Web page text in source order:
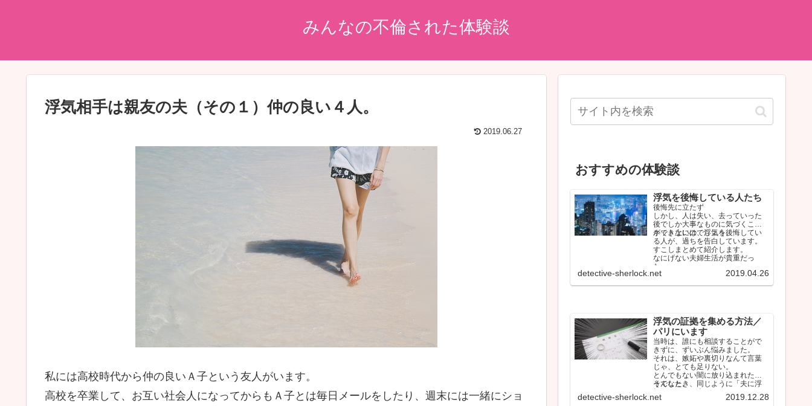
みんなの不倫された体験談
浮気相手は親友の夫（その１）仲の良い４人。
2019.06.27
私には高校時代から仲の良いＡ子という友人がいます。
高校を卒業して、お互い社会人になってからもＡ子とは毎日メールをしたり、週末には一緒にショ
おすすめの体験談
浮気を後悔している人たち
後悔先に立たず
しかし、人は失い、去っていった
後でしか大事なものに気づくこと
ができないのでしょう。
ネット上には、浮気を後悔してい
る人が、過ちを告白しています。
すこしまとめて紹介します。
なにげない夫婦生活が貴重だっ
た…
detective-sherlock.net 2019.04.26
浮気の証拠を集める方法／
パリにいます
当時は、誰にも相談することがで
きずに、ずいぶん悩みました。
それは、嫉妬や裏切りなんて言葉
じゃ、とても足りない。
とんでもない闇に放り込まれたよ
うでした。
そんなとき、同じように「夫に浮
気されている人」のタイムライン
をみて、少…
detective-sherlock.net 2019.12.28